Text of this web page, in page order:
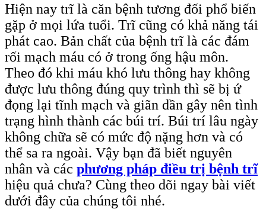
Hiện nay trĩ là căn bệnh tương đối phổ biến
gặp ở mọi lứa tuổi. Trĩ cũng có khả năng tái
phát cao. Bản chất của bệnh trĩ là các đám
rối mạch máu có ở trong ống hậu môn.
Theo đó khi máu khó lưu thông hay không
được lưu thông đúng quy trình thì sẽ bị ứ
đọng lại tĩnh mạch và giãn dần gây nên tình
trạng hình thành các búi trí. Búi trí lâu ngày
không chữa sẽ có mức độ nặng hơn và có
thể sa ra ngoài. Vậy bạn đã biết nguyên
nhân và các phương pháp điều trị bệnh trĩ
hiệu quả chưa? Cùng theo dõi ngay bài viết
dưới đây của chúng tôi nhé.